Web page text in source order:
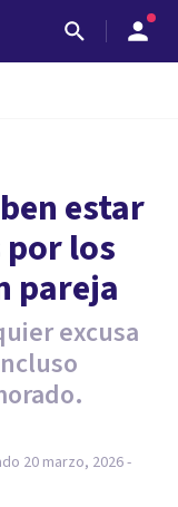
estar
los
pareja
excusa
20 marzo, 2026 -